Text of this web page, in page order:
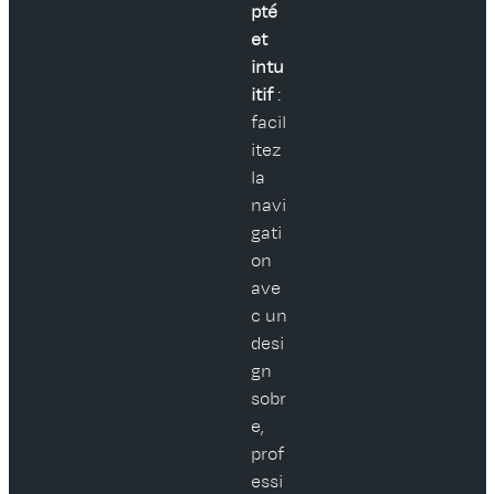
pté
et
intu
itif:
facil
itez
la
navi
gati
on
ave
c un
desi
gn
sobr
e,
prof
essi